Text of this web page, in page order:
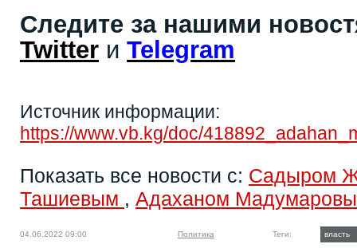
Следите за нашими
Twitter и Telegram
Источник информации:
https://www.vb.kg/doc/
Показать все новости с: Садыром
Ташиевым , Адаханом
04.06.2022 09:00 Политика Теги: власть